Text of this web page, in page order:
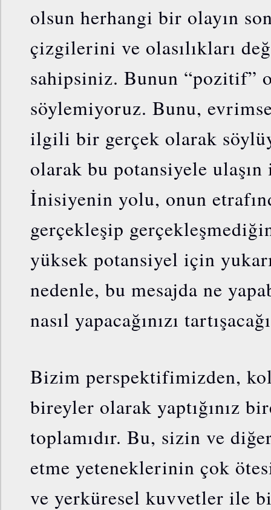
olsun herhangi bir olayın
çizgilerini ve olasılıkları
sahipsiniz. Bunun “pozitif”
söylemiyoruz. Bunu,
ilgili bir gerçek olarak
olarak bu potansiyele
İnisiyenin yolu, onun
gerçekleşip
yüksek potansiyel için
nedenle, bu mesajda ne
nasıl yapacağınızı
Bizim perspektifimizden,
bireyler olarak yaptığınız
toplamıdır. Bu, sizin ve
etme yeteneklerinin çok
ve yerküresel kuvvetler ile